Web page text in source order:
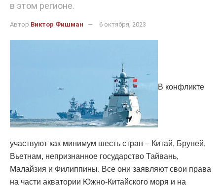
в этом регионе.
Автор Виктор Фишман 6 октября, 2023
В конфликте
участвуют как минимум шесть стран – Китай, Бруней,
Вьeтнам, непризнанное государство Тайвань,
Малайзия и Филиппины. Все они заявляют свои права
на части акватории Южно-Китайского моря и на